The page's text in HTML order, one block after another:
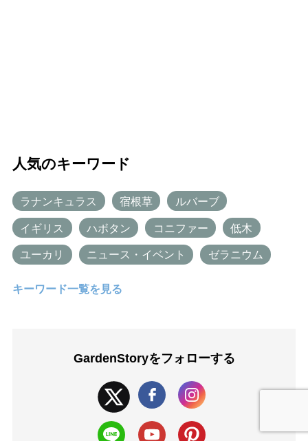
人気のキーワード
ラナンキュラス 宿根草 ルバーブ
イギリス ハボタン コニファー 低木
ユーカリ ニュース・イベント ゼラニウム
キーワード一覧を見る
GardenStoryをフォローする